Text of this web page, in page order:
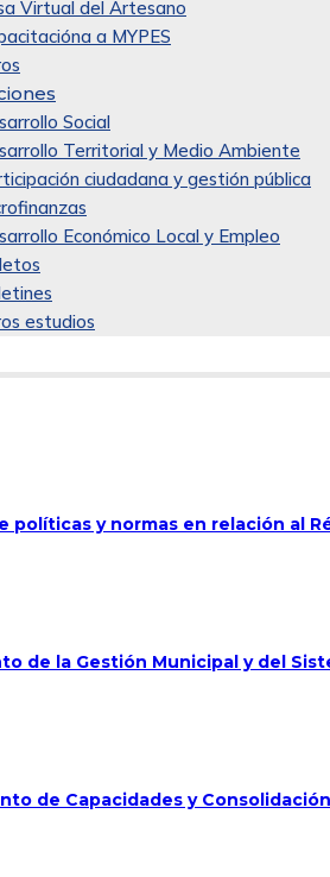
Virtual del Artesano
a MYPES
Social
Territorial y Medio Ambiente
ciudadana y gestión pública
Económico Local y Empleo
estudios
políticas y normas en relación al
de la Gestión Municipal y del
de Capacidades y